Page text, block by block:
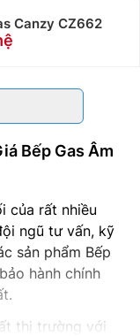
Canzy CZ662
Bếp Gas Âm
của rất nhiều
ngũ tư vấn, kỹ
sản phẩm Bếp
hành chính
thị trường với